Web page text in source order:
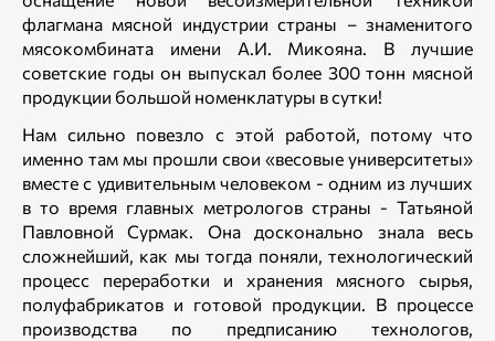
флагмана мясной индустрии страны – знаменитого
мясокомбината имени А.И. Микояна. В лучшие
советские годы он выпускал более 300 тонн мясной
продукции большой номенклатуры в сутки!
Нам сильно повезло с этой работой, потому что
именно там мы прошли свои «весовые университеты»
вместе с удивительным человеком - одним из лучших
в то время главных метрологов страны - Татьяной
Павловной Сурмак. Она досконально знала весь
сложнейший, как мы тогда поняли, технологический
процесс переработки и хранения мясного сырья,
полуфабрикатов и готовой продукции. В процессе
производства по предписанию технологов,